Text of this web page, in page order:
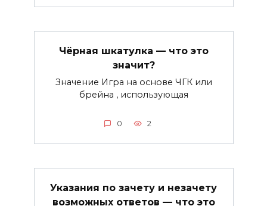
Чёрная шкатулка — что это
значит?
Значение Игра на основе ЧГК или
брейна , использующая
0 2
Указания по зачету и незачету
возможных ответов — что это